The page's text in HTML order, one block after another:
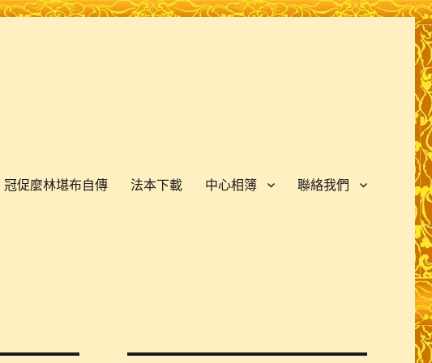
冠促麼林堪布自傳 法本下載 中心相簿 聯絡我們